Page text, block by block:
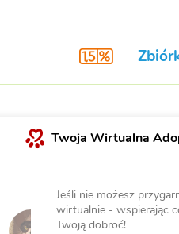
Twoja Wirtualna
Jeśli nie możesz
wirtualnie - wspierając
Twoją dobroć!